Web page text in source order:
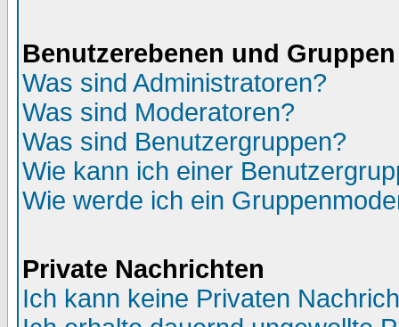
Benutzerebenen und Gruppen
Was sind Administratoren?
Was sind Moderatoren?
Was sind Benutzergruppen?
Wie kann ich einer
Wie werde ich ein
Private Nachrichten
Ich kann keine Privaten